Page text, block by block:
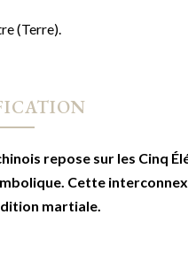
(Terre).
repose sur les Cinq
Cette
martiale.